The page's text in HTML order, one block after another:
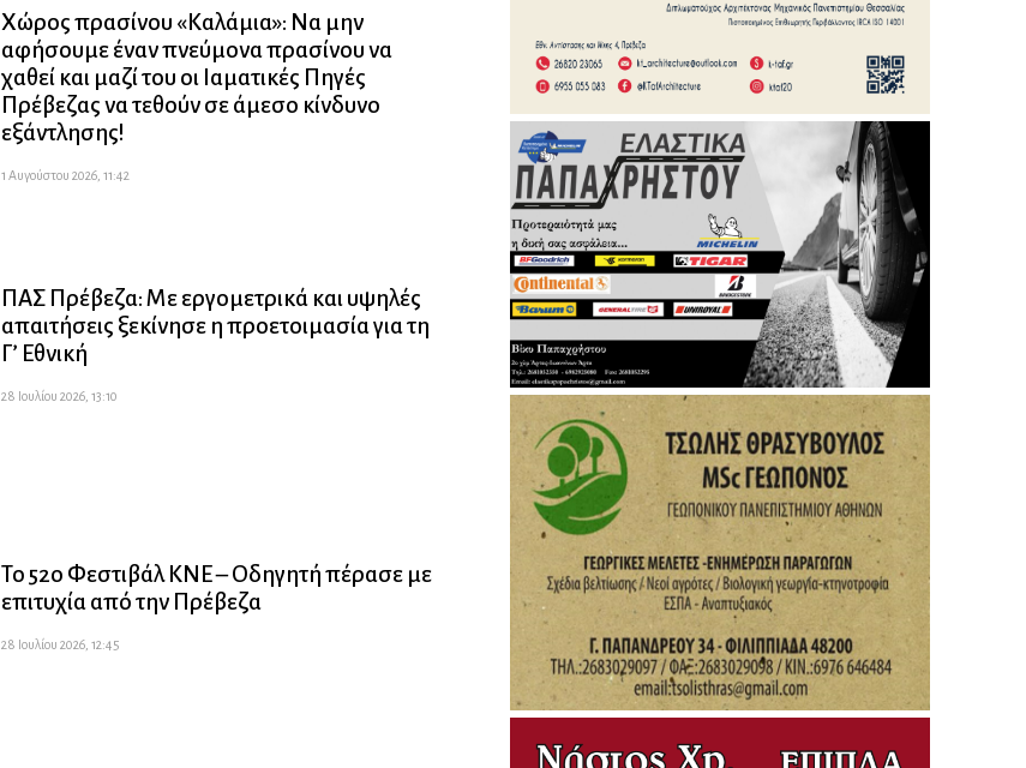
Χώρος πρασίνου «Καλάμια»: Να μην
αφήσουμε έναν πνεύμονα πρασίνου να
χαθεί και μαζί του οι Ιαματικές Πηγές
Πρέβεζας να τεθούν σε άμεσο κίνδυνο
εξάντλησης!
1 Αυγούστου 2026, 11:42
ΠΑΣ Πρέβεζα: Με εργομετρικά και υψηλές
απαιτήσεις ξεκίνησε η προετοιμασία για τη
Γ’ Εθνική
28 Ιουλίου 2026, 13:10
Το 52ο Φεστιβάλ ΚΝΕ – Οδηγητή πέρασε με
επιτυχία από την Πρέβεζα
28 Ιουλίου 2026, 12:45